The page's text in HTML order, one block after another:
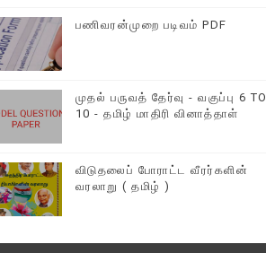
பணிவரன்முறை படிவம் PDF
முதல் பருவத் தேர்வு - வகுப்பு 6 TO
10 - தமிழ் மாதிரி வினாத்தாள்
விடுதலைப் போராட்ட வீரர்களின்
வரலாறு ( தமிழ் )